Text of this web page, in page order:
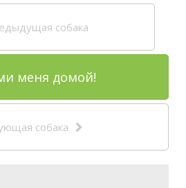
собака
меня домой!
собака